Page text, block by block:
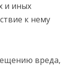
и иных
к нему
вреда,